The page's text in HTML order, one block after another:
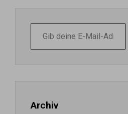
deine
E-
Archiv